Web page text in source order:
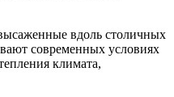
вдоль столичных
современных условиях
климата,